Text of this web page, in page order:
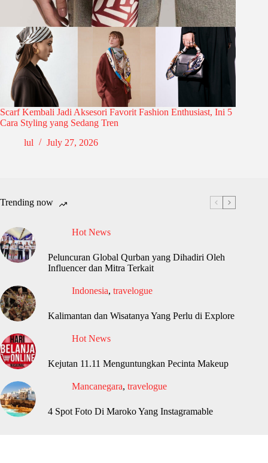
Scarf Kembali Jadi Aksesori Favorit Fashion Enthusiast, Ini 5
Cara Styling yang Sedang Tren
lul
July 27, 2026
Trending now
Hot News
Peluncuran Global Qurban yang Dihadiri Oleh
Influencer dan Mitra Terkait
Indonesia, travelogue
Kalimantan dan Wisatanya Yang Perlu di Explore
Hot News
Kejutan 11.11 Menguntungkan Pecinta Makeup
Mancanegara, travelogue
4 Spot Foto Di Maroko Yang Instagramable